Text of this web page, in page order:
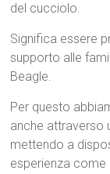
del cucciolo.
Significa essere
supporto alle
Beagle.
Per questo
anche attraverso
mettendo a
esperienza come